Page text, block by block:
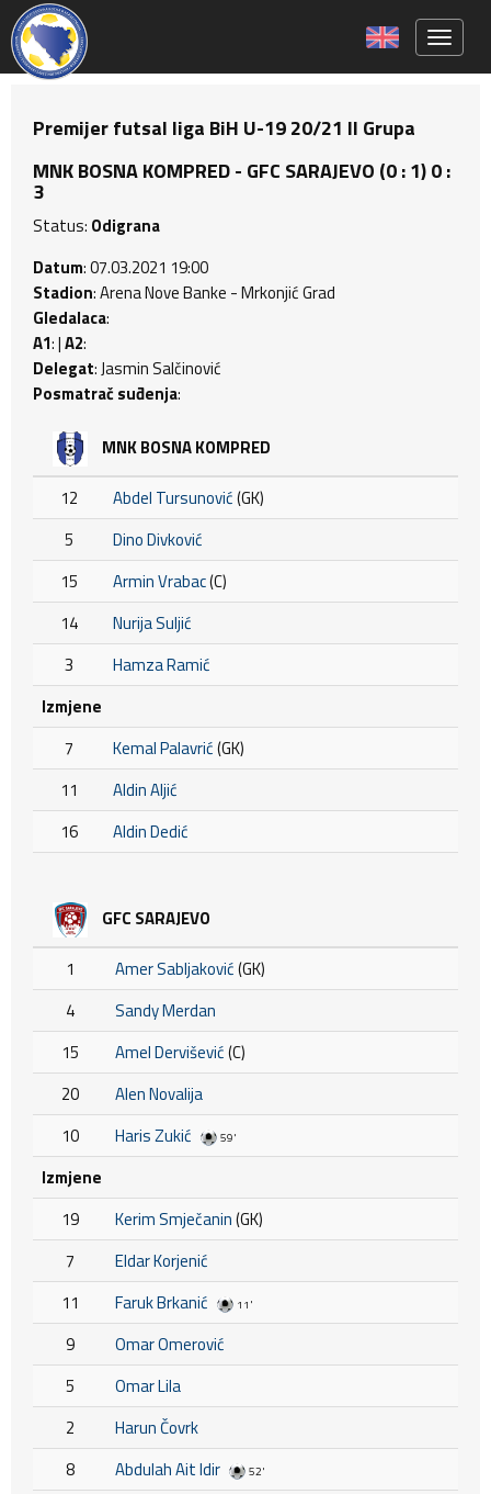
Premijer futsal liga BiH U-19 20/21 II Grupa
MNK BOSNA KOMPRED - GFC SARAJEVO (0 : 1) 0 :
3
Status: Odigrana
Datum: 07.03.2021 19:00
Stadion: Arena Nove Banke - Mrkonjić Grad
Gledalaca:
A1: |A2:
Delegat: Jasmin Salčinović
Posmatrač suđenja:
MNK BOSNA KOMPRED
12 Abdel Tursunović(GK)
5
Dino Divković
15
Armin Vrabac(C)
14
Nurija Suljić
3
Hamza Ramić
Izmjene
7
Kemal Palavrić(GK)
11
Aldin Aljić
16
Aldin Dedić
GFC SARAJEVO
1 Amer Sabljaković(GK)
4
Sandy Merdan
15
Amel Dervišević(C)
20
Alen Novalija
10
Haris Zukić 59'
Izmjene
19
Kerim Smječanin(GK)
7
Eldar Korjenić
11
Faruk Brkanić 11'
9
Omar Omerović
5
Omar Lila
2
Harun Čovrk
8
Abdulah Ait Idir 52'